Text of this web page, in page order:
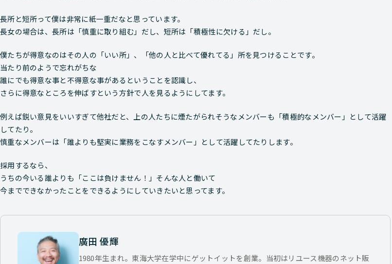
長所と短所って僕は非常に紙一重だなと思っています。
長女の場合は、長所は「慎重に取り組む」だし、短所は「積極性に欠ける」だし。
僕たちが得意なのはその人の「いい所」、「他の人と比べて優れてる」所を見つけることです。
当たり前のようで忘れがちな
誰にでも得意な事と不得意な事があるということを認識し、
さらに得意なところを伸ばすという方針で人を見るようにしてます。
例えば鋭い意見をいいすぎて他社だと、上の人たちに煙たがられそうなメンバーも「積極的なメンバー」として活躍
してたり。
慎重なメンバーは「誰よりも堅実に業務をこなすメンバー」として活躍してたりします。
採用するなら、
うちの今いる誰よりも「ここは負けません！」そんな人と働いて
今までできなかったことをできるようにしていきたいと思ってます。
廣田 優輝
1980年生まれ。東海大学在学中にゲットイットを創業。当初はリユース機器のネット販